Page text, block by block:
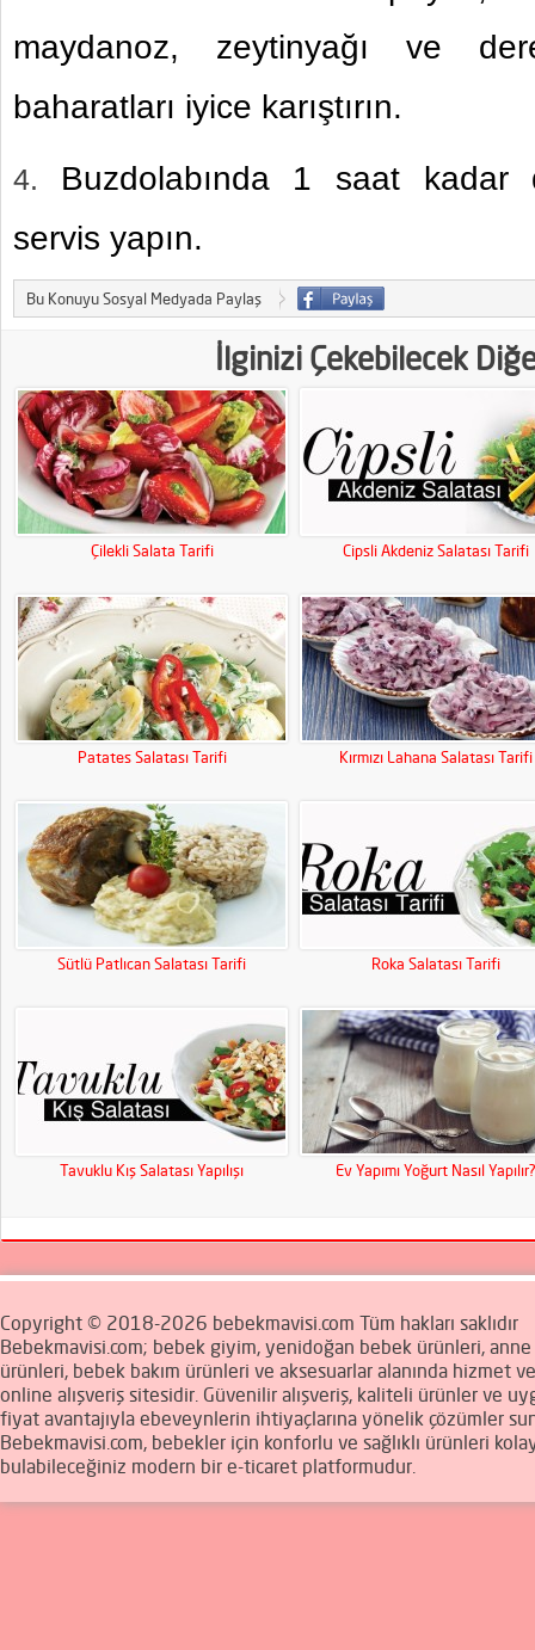
maydanoz, zeytinyağı ve
baharatları iyice karıştırın.
Buzdolabında 1 saat kadar
servis yapın.
Bu Konuyu Sosyal Medyada Paylaş
İlginizi Çekebilecek
Çilekli Salata Tarifi Cipsli Akdeniz Salatası Tarifi
Patates Salatası Tarifi Kırmızı Lahana Salatası Tarifi
Sütlü Patlıcan Salatası Tarifi Roka Salatası Tarifi
Tavuklu Kış Salatası Yapılışı Ev Yapımı Yoğurt Nasıl Yapılır?
Copyright © 2018-2026 bebekmavisi.com Tüm hakları saklıdır
Bebekmavisi.com; bebek giyim, yenidoğan bebek ürünleri,
ürünleri, bebek bakım ürünleri ve aksesuarlar alanında hizmet
online alışveriş sitesidir. Güvenilir alışveriş, kaliteli ürünler ve
fiyat avantajıyla ebeveynlerin ihtiyaçlarına yönelik çözümler
Bebekmavisi.com, bebekler için konforlu ve sağlıklı ürünleri
bulabileceğiniz modern bir e-ticaret platformudur.